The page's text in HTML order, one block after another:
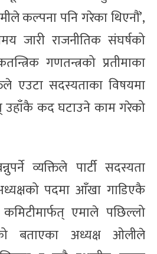
कल्पना पनि गरेका थिएनौं’,
जारी राजनीतिक संघर्षको
गणतन्त्रको प्रतीमाका
एउटा सदस्यताका विषयमा
कद घटाउने काम गरेको
व्यक्तिले पार्टी सदस्यता
पदमा आँखा गाडिएकै
एमाले पछिल्लो
बताएका अध्यक्ष ओलीले